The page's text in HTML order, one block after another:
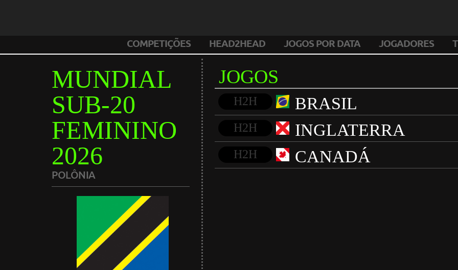
COMPETIÇÕES HEAD2HEAD JOGOS POR DATA JOGADORES
MUNDIAL
SUB-20
FEMININO
2026
POLÔNIA
JOGOS
H2H BRASIL
H2H INGLATERRA
H2H CANADÁ